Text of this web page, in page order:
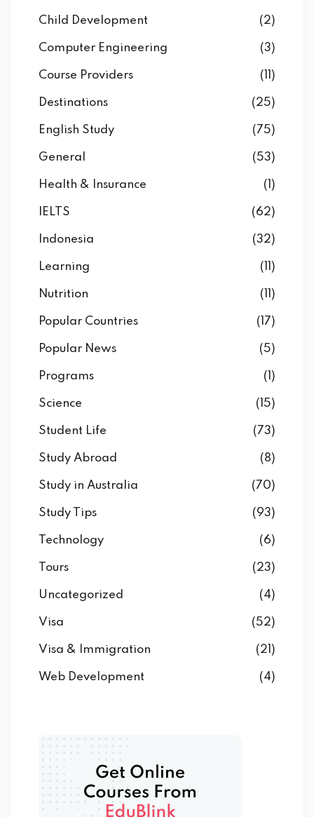
Child Development (2)
Computer Engineering (3)
Course Providers (11)
Destinations (25)
English Study (75)
General (53)
Health & Insurance (1)
IELTS (62)
Indonesia (32)
Learning (11)
Nutrition (11)
Popular Countries (17)
Popular News (5)
Programs (1)
Science (15)
Student Life (73)
Study Abroad (8)
Study in Australia (70)
Study Tips (93)
Technology (6)
Tours (23)
Uncategorized (4)
Visa (52)
Visa & Immigration (21)
Web Development (4)